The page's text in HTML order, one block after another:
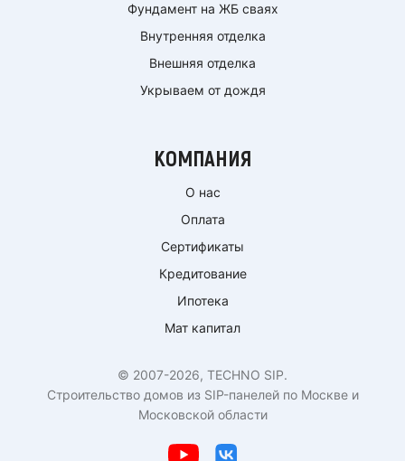
Фундамент на ЖБ сваях
Внутренняя отделка
Внешняя отделка
Укрываем от дождя
КОМПАНИЯ
О нас
Оплата
Сертификаты
Кредитование
Ипотека
Мат капитал
© 2007-2026, TECHNO SIP.
Строительство домов из SIP-панелей по Москве и
Московской области